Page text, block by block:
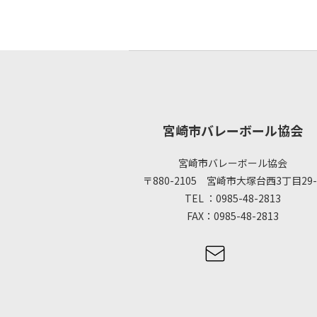
宮崎市バレーボール協会
宮崎市バレーボール協会
〒880-2105 宮崎市大塚台西3丁目
TEL ：0985-48-2813
FAX：0985-48-2813